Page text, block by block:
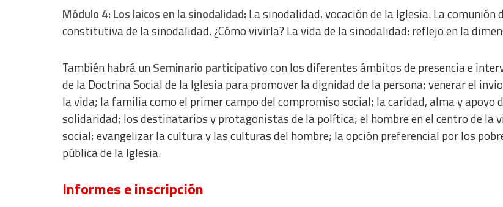
Módulo 4: Los laicos en la sinodalidad: La sinodalidad, vocación de la Iglesia.La comunión
constitutiva de la sinodalidad. ¿Cómo vivirla? La vida de la sinodalidad: reflejo en la
También habrá unSeminario participativocon los diferentes ámbitos de presencia e
de la Doctrina Social de la Iglesia para promover la dignidad de la persona; venerar el
la vida; la familia como el primer campo del compromiso social; la caridad, alma y apoyo
solidaridad; losdestinatarios y protagonistas de la política; el hombre en el centro de la
social; evangelizar la cultura y las culturas del hombre; la opciónpreferencial por los
pública de la Iglesia.
Informes e inscripción
Use limited data to select content
IAB Special Features:
Identify devices based on information actively requested
Non-IAB processing purposes:
Advertising